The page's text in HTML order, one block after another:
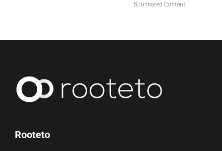
Sponsored Content
Rooteto